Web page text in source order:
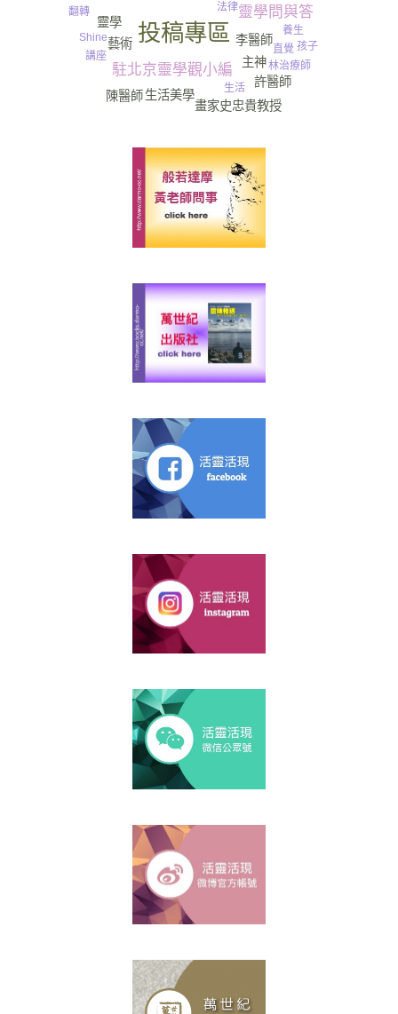
投稿專區
靈學問與答
駐北京靈學觀小編
李醫師
畫家史忠貴教授
靈學
主神
生活美學
陳醫師
藝術
許醫師
林治療師
養生
翻轉
講座
生活
法律
孩子
直覺
Shine